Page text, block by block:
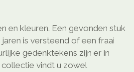
en kleuren. Een gevonden stuk
is versteend of een fraai
gedenktekens zijn er in
vindt u zowel